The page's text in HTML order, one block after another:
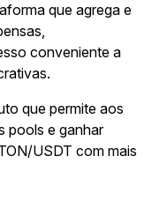
que agrega e
conveniente a
que permite aos
pools e ganhar
USDT com mais